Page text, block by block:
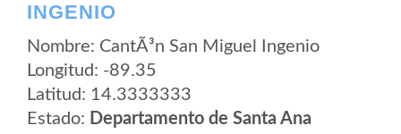
INGENIO
Nombre: CantÃ³n San Miguel Ingenio
Longitud: -89.35
Latitud: 14.3333333
Estado: Departamento de Santa Ana